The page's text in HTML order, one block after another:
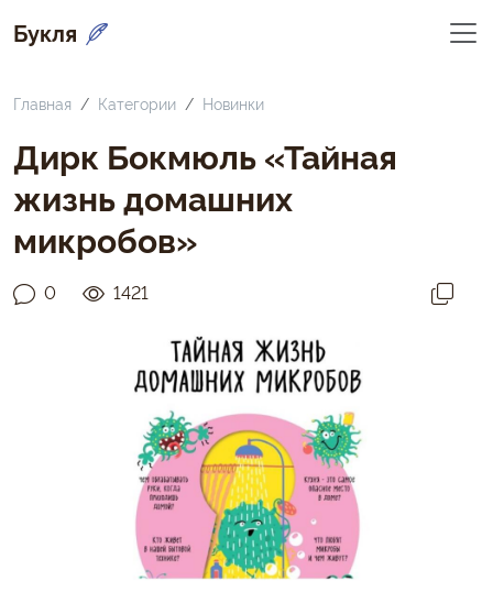
Букля
Главная Категории Новинки
Дирк Бокмюль «Тайная
жизнь домашних
микробов»
0 1421